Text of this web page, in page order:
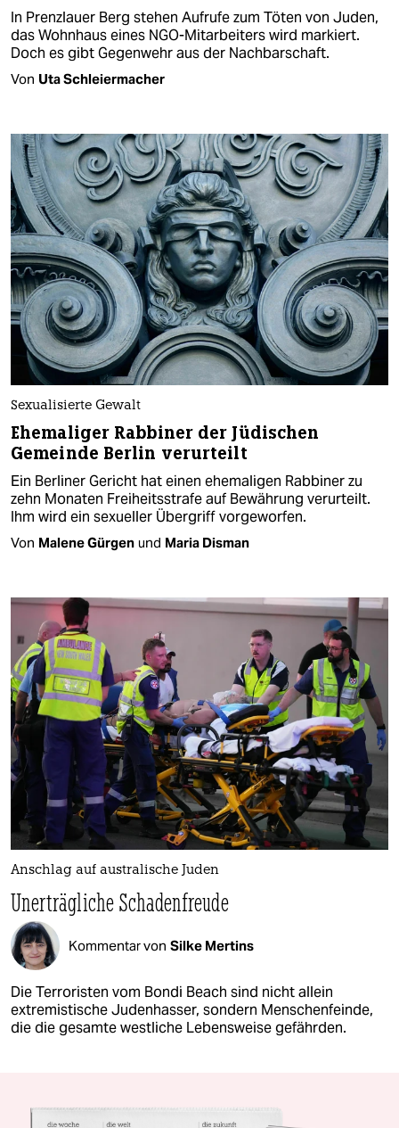
In Prenzlauer Berg stehen Aufrufe zum Töten von Juden,
das Wohnhaus eines NGO-Mitarbeiters wird markiert.
Doch es gibt Gegenwehr aus der Nachbarschaft.
Von Uta Schleiermacher
Sexualisierte Gewalt
Ehemaliger Rabbiner der Jüdischen
Gemeinde Berlin verurteilt
Ein Berliner Gericht hat einen ehemaligen Rabbiner zu
zehn Monaten Freiheitsstrafe auf Bewährung verurteilt.
Ihm wird ein sexueller Übergriff vorgeworfen.
Von Malene Gürgen und Maria Disman
Anschlag auf australische Juden
Unerträgliche Schadenfreude
Kommentar von Silke Mertins
Die Terroristen vom Bondi Beach sind nicht allein
extremistische Judenhasser, sondern Menschenfeinde,
die die gesamte westliche Lebensweise gefährden.